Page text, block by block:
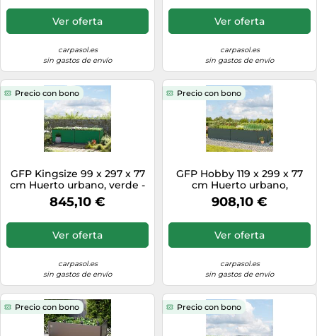
Ver oferta
carpasol.es
sin gastos de envío
(GFPV00794)
Ver oferta
carpasol.es
sin gastos de envío
Precio con bono
GFP Kingsize 99 x 297 x 77
cm Huerto urbano, verde -
(GFPV00376)
845,10 €
Ver oferta
carpasol.es
sin gastos de envío
Precio con bono
GFP Hobby 119 x 299 x 77
cm Huerto urbano,
antracita - (GFPV00609)
908,10 €
Ver oferta
carpasol.es
sin gastos de envío
Precio con bono Precio con bono